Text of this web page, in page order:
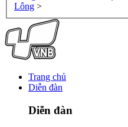
Lông >
Trang chủ
Diễn đàn
Diễn đàn